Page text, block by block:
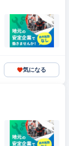
気になる